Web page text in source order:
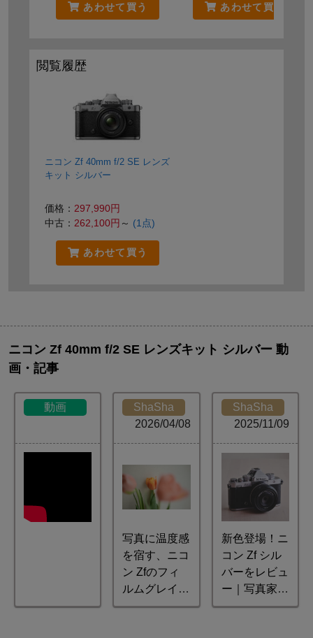
あわせて買う あわせて買う
閲覧履歴
ニコン Zf 40mm f/2 SE レンズ
キット シルバー
価格： 297,990円
中古： 262,100円 ～ (1点)
あわせて買う
ニコン Zf 40mm f/2 SE レンズキット シルバー 動
画・記事
動画
ShaSha
2026/04/08
写真に温度感
を宿す、ニコ
ン Zfのフィ
ルムグレイン
で広がる表現
ShaSha
2025/11/09
新色登場！ニ
コン Zf シル
バーをレビュ
ー｜写真家
ミゾタユキ